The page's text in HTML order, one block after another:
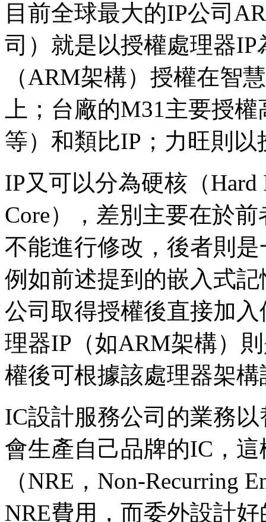
目前全球最大的IP公司
司）就是以授權處理器
（ARM架構）授權在智
上；台廠的M31主要授
等）和類比IP；力旺則
IP又可以分為硬核（Hard
Core），差別主要在於
不能進行修改，後者則
例如前述提到的嵌入式
公司取得授權後直接加
理器IP（如ARM架構）
權後可根據該處理器架
IC設計服務公司的業務
會生產自己品牌的IC，
（NRE，Non-Recurring
NRE費用，而委外設計